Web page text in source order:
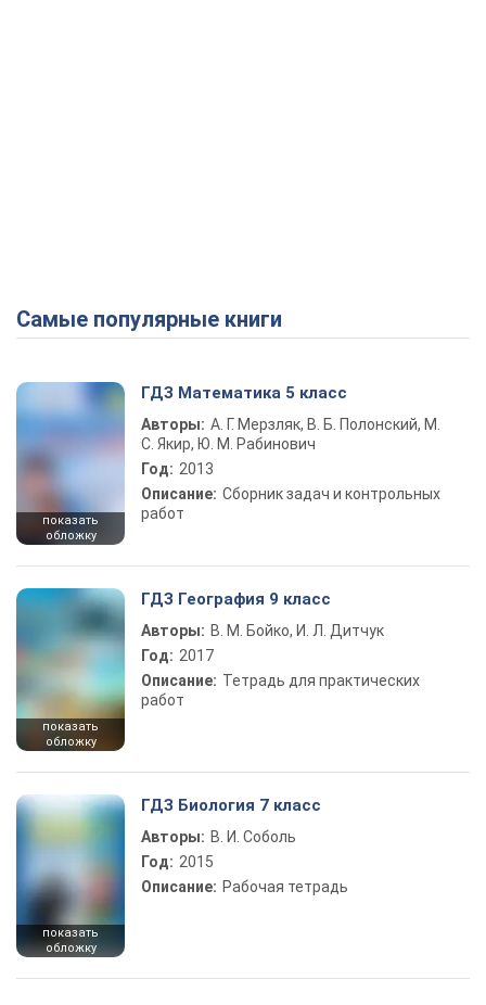
Самые популярные книги
показать
обложку
ГДЗ Математика 5 класс
Авторы: А. Г. Мерзляк, В. Б. Полонский, М.
С. Якир, Ю. М. Рабинович
Год: 2013
Описание: Сборник задач и контрольных
работ
показать
обложку
ГДЗ География 9 класс
Авторы: В. М. Бойко, И. Л. Дитчук
Год: 2017
Описание: Тетрадь для практических
работ
показать
обложку
ГДЗ Биология 7 класс
Авторы: В. И. Соболь
Год: 2015
Описание: Рабочая тетрадь